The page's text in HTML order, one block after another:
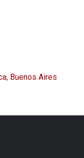
Buenos Aires